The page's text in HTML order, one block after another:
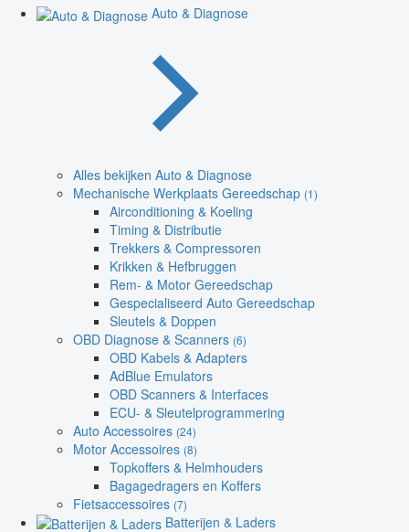
Auto & Diagnose
Alles bekijken Auto & Diagnose
Mechanische Werkplaats Gereedschap (1)
Airconditioning & Koeling
Timing & Distributie
Trekkers & Compressoren
Krikken & Hefbruggen
Rem- & Motor Gereedschap
Gespecialiseerd Auto Gereedschap
Sleutels & Doppen
OBD Diagnose & Scanners (6)
OBD Kabels & Adapters
AdBlue Emulators
OBD Scanners & Interfaces
ECU- & Sleutelprogrammering
Auto Accessoires (24)
Motor Accessoires (8)
Topkoffers & Helmhouders
Bagagedragers en Koffers
Fietsaccessoires (7)
Batterijen & Laders